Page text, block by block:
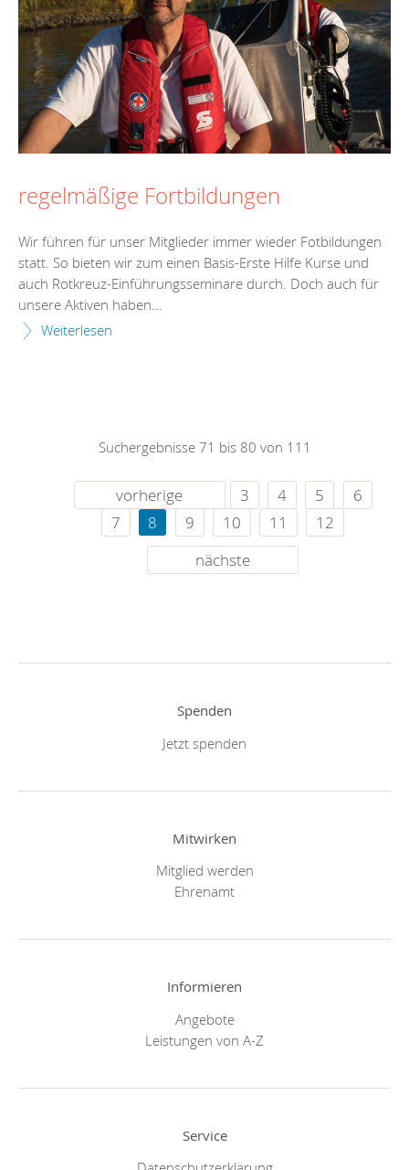
regelmäßige Fortbildungen
Wir führen für unser Mitglieder immer wieder Fotbildungen
statt. So bieten wir zum einen Basis-Erste Hilfe Kurse und
auch Rotkreuz-Einführungsseminare durch. Doch auch für
unsere Aktiven haben...
Weiterlesen
Suchergebnisse 71 bis 80 von 111
vorherige 3 4 5
6
7
8 9 10 11
12
nächste
Spenden
Jetzt spenden
Mitwirken
Mitglied werden
Ehrenamt
Informieren
Angebote
Leistungen von A-Z
Service